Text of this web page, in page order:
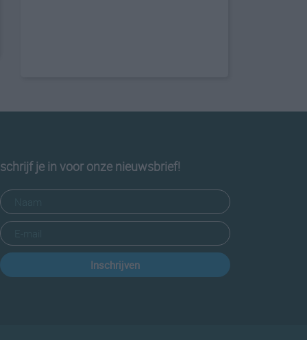
schrijf je in voor onze nieuwsbrief!
Inschrijven